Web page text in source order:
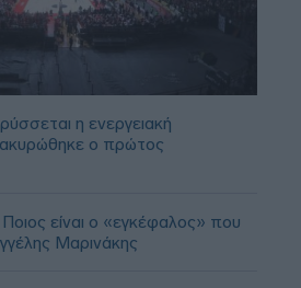
η ενεργειακή
ακυρώθηκε ο πρώτος
είναι ο «εγκέφαλος» που
Μαρινάκης